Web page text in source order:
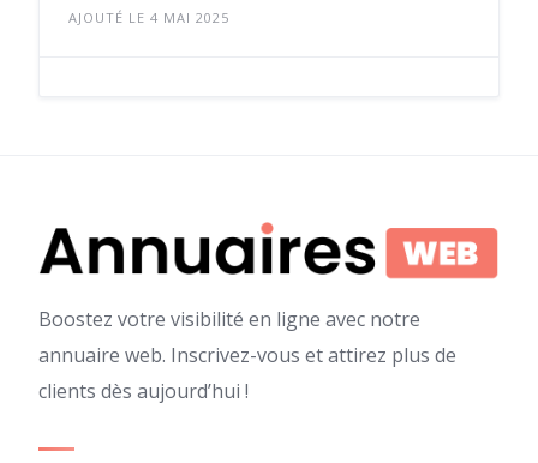
AJOUTÉ LE 4 MAI 2025
Boostez votre visibilité en ligne avec notre
annuaire web. Inscrivez-vous et attirez plus de
clients dès aujourd’hui !